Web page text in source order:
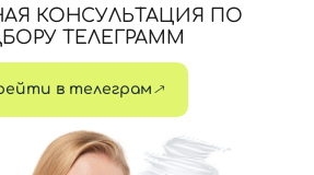
КОНСУЛЬТАЦИЯ ПО
ТЕЛЕГРАММ
в телеграм